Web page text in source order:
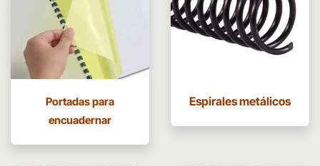
Portadas para
encuadernar
Espirales metálicos